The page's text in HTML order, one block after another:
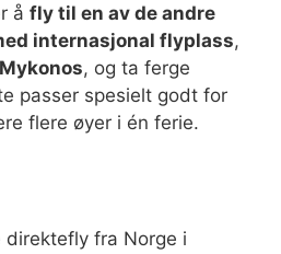
å fly til en av de andre
internasjonal flyplass,
Mykonos, og ta ferge
passer spesielt godt for
flere øyer i én ferie.
direktefly fra Norge i